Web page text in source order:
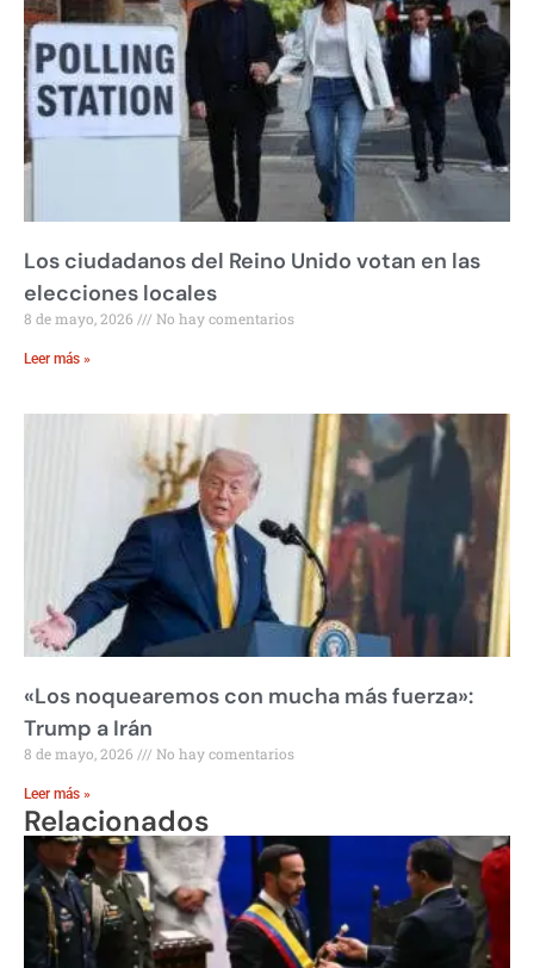
Los ciudadanos del Reino Unido votan en las
elecciones locales
8 de mayo, 2026 No hay comentarios
Leer más »
«Los noquearemos con mucha más fuerza»:
Trump a Irán
8 de mayo, 2026 No hay comentarios
Leer más »
Relacionados